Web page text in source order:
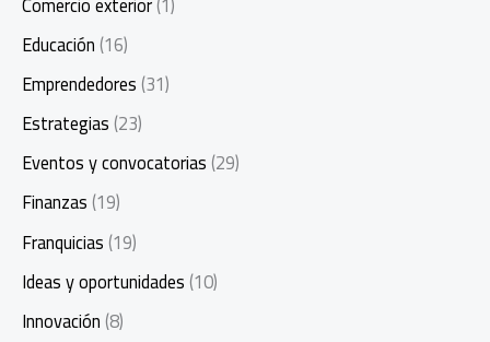
Educación(16)
Emprendedores(31)
Estrategias(23)
Eventos y convocatorias(29)
Finanzas(19)
Franquicias(19)
Ideas y oportunidades(10)
Innovación(8)